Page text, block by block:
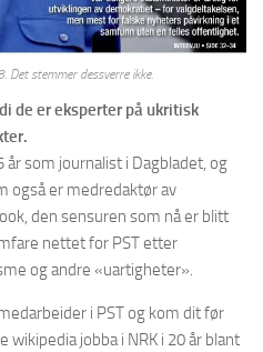
stemmer dessverre ikke.
de er eksperter på ukritisk
som journalist i Dagbladet, og
også er medredaktør av
den sensuren som nå er blitt
nettet for PST etter
og andre «uartigheter».
i PST og kom dit før
wikipedia jobba i NRK i 20 år blant